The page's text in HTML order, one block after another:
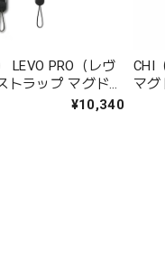
LEVO PRO（レヴ
トラップ マグドッ
ク【JLP02B】¥10,340
CHI
マグ
（